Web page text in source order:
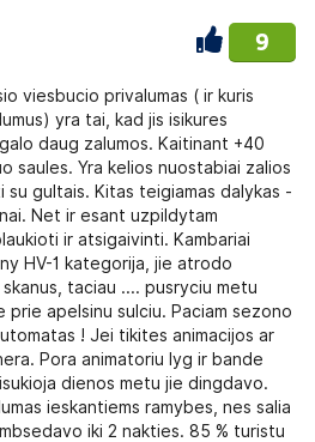
9
viesbucio privalumas ( ir kuris
yra tai, kad jis isikures
daug zalumos. Kaitinant +40
saules. Yra kelios nuostabiai zalios
su gultais. Kitas teigiamas dalykas -
Net ir esant uzpildytam
ir atsigaivinti. Kambariai
HV-1 kategorija, jie atrodo
taciau .... pusryciu metu
apelsinu sulciu. Paciam sezono
! Jei tikites animacijos ar
Pora animatoriu lyg ir bande
dienos metu jie dingdavo.
ieskantiems ramybes, nes salia
iki 2 nakties. 85 % turistu